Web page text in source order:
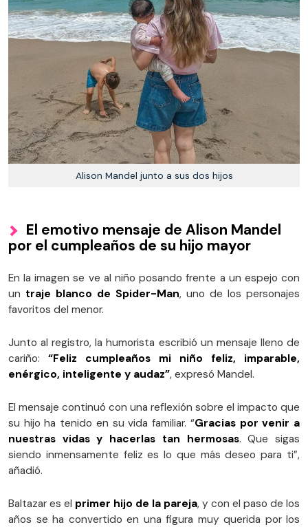
Alison Mandel junto a sus dos hijos
El emotivo mensaje de Alison Mandel
por el cumpleaños de su hijo mayor
En la imagen se ve al niño posando frente a un espejo con
un traje blanco de Spider-Man, uno de los personajes
favoritos del menor.
Junto al registro, la humorista escribió un mensaje lleno de
cariño: “Feliz cumpleaños mi niño feliz, imparable,
enérgico, inteligente y audaz”, expresó Mandel.
El mensaje continuó con una reflexión sobre el impacto que
su hijo ha tenido en su vida familiar. “Gracias por venir a
nuestras vidas y hacerlas tan hermosas. Que sigas
siendo inmensamente feliz es lo que más deseo para ti”,
añadió.
Baltazar es el primer hijo de la pareja, y con el paso de los
años se ha convertido en una figura muy querida por los